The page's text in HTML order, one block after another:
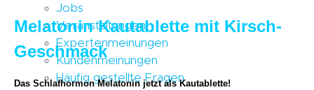
Jobs
Veranstaltungen
Expertenmeinungen
Kundenmeinungen
Häufig gestellte Fragen
Melatonin Kautablette mit Kirsch-
Geschmack
Das Schlafhormon Melatonin jetzt als Kautablette!